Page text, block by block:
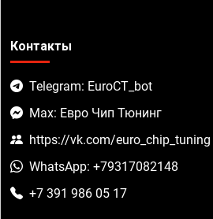
Контакты
Telegram: EuroCT_bot
Max: Евро Чип Тюнинг
https://vk.com/euro_chip_tuning
WhatsApp: +79317082148
+7 391 986 05 17